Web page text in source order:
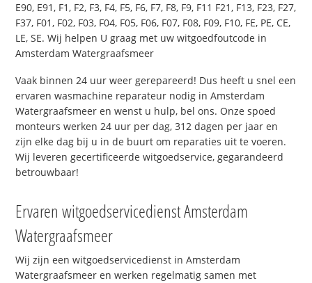
E90, E91, F1, F2, F3, F4, F5, F6, F7, F8, F9, F11 F21, F13, F23, F27,
F37, F01, F02, F03, F04, F05, F06, F07, F08, F09, F10, FE, PE, CE,
LE, SE. Wij helpen U graag met uw witgoedfoutcode in
Amsterdam Watergraafsmeer
Vaak binnen 24 uur weer gerepareerd! Dus heeft u snel een
ervaren wasmachine reparateur nodig in Amsterdam
Watergraafsmeer en wenst u hulp, bel ons. Onze spoed
monteurs werken 24 uur per dag, 312 dagen per jaar en
zijn elke dag bij u in de buurt om reparaties uit te voeren.
Wij leveren gecertificeerde witgoedservice, gegarandeerd
betrouwbaar!
Ervaren witgoedservicedienst Amsterdam
Watergraafsmeer
Wij zijn een witgoedservicedienst in Amsterdam
Watergraafsmeer en werken regelmatig samen met